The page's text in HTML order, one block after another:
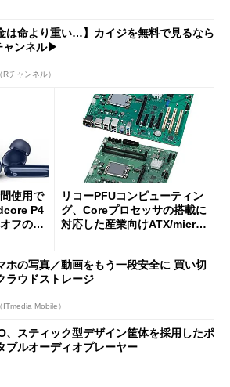
は命より重い…】カイジを無料で見るなら
ャンネル▶︎
Rチャンネル）
使用で
P4
フの59
リコーPFUコンピューティン
グ、Coreプロセッサの搭載に
対応した産業向けATX/micro
ホの写真／動画をもう一段安全に 買い切
ラウドストレージ
ITmedia Mobile）
、スティック型デザイン筐体を採用したポ
ブルオーディオプレーヤー